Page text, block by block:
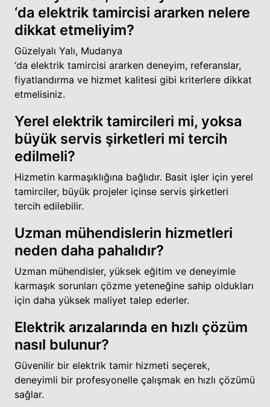
‘da elektrik tamircisi ararken nelere
dikkat etmeliyim?
Güzelyalı Yalı, Mudanya
‘da elektrik tamircisi ararken deneyim, referanslar,
fiyatlandırma ve hizmet kalitesi gibi kriterlere dikkat
etmelisiniz.
Yerel elektrik tamircileri mi, yoksa
büyük servis şirketleri mi tercih
edilmeli?
Hizmetin karmaşıklığına bağlıdır. Basit işler için yerel
tamirciler, büyük projeler içinse servis şirketleri
tercih edilebilir.
Uzman mühendislerin hizmetleri
neden daha pahalıdır?
Uzman mühendisler, yüksek eğitim ve deneyimle
karmaşık sorunları çözme yeteneğine sahip oldukları
için daha yüksek maliyet talep ederler.
Elektrik arızalarında en hızlı çözüm
nasıl bulunur?
Güvenilir bir elektrik tamir hizmeti seçerek,
deneyimli bir profesyonelle çalışmak en hızlı çözümü
sağlar.